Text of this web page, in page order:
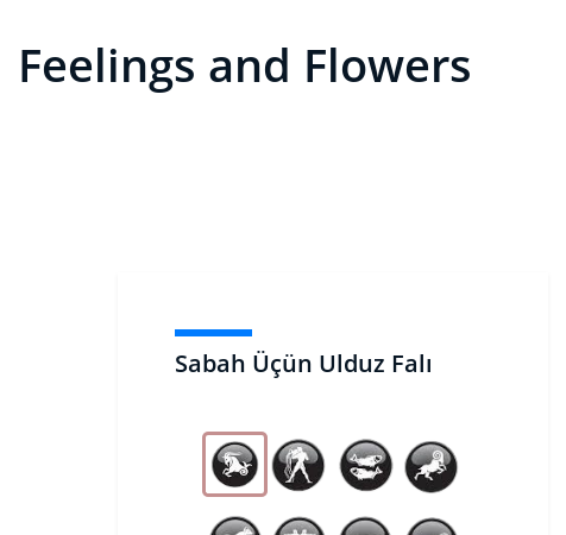
Feelings and Flowers
Sabah Üçün Ulduz Falı